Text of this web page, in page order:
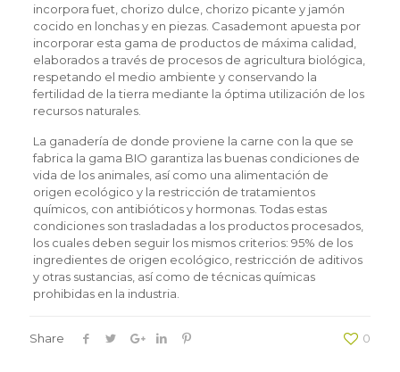
incorpora fuet, chorizo dulce, chorizo picante y jamón
cocido en lonchas y en piezas. Casademont apuesta por
incorporar esta gama de productos de máxima calidad,
elaborados a través de procesos de agricultura biológica,
respetando el medio ambiente y conservando la
fertilidad de la tierra mediante la óptima utilización de los
recursos naturales.
La ganadería de donde proviene la carne con la que se
fabrica la gama BIO garantiza las buenas condiciones de
vida de los animales, así como una alimentación de
origen ecológico y la restricción de tratamientos
químicos, con antibióticos y hormonas. Todas estas
condiciones son trasladadas a los productos procesados,
los cuales deben seguir los mismos criterios: 95% de los
ingredientes de origen ecológico, restricción de aditivos
y otras sustancias, así como de técnicas químicas
prohibidas en la industria.
Share 0